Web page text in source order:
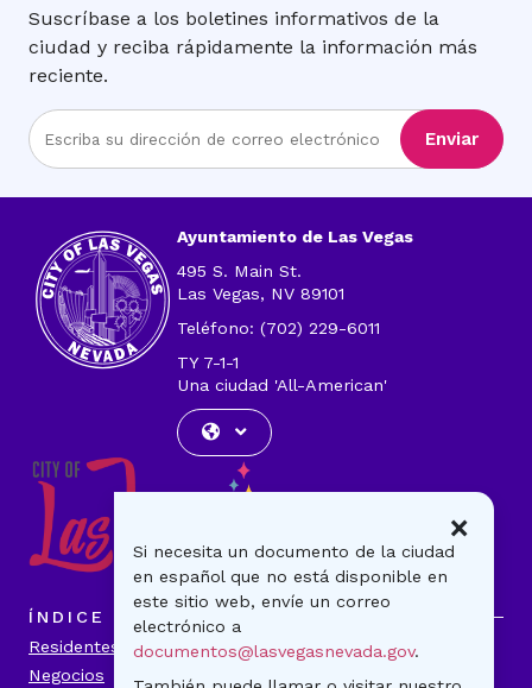
Suscríbase a los boletines informativos de la
ciudad y reciba rápidamente la información más
reciente.
Ingrese
la
correo
electrónico
Enviar
Ayuntamiento de Las Vegas
495 S. Main St.
Las Vegas, NV 89101
Teléfono: (702) 229-6011
TY 7-1-1
Una ciudad 'All-American'
ÍNDICE
Residentes
Visitantes
Negocios
Si necesita un documento de la ciudad
en español que no está disponible en
este sitio web, envíe un correo
electrónico a
documentos@lasvegasnevada.gov.
×